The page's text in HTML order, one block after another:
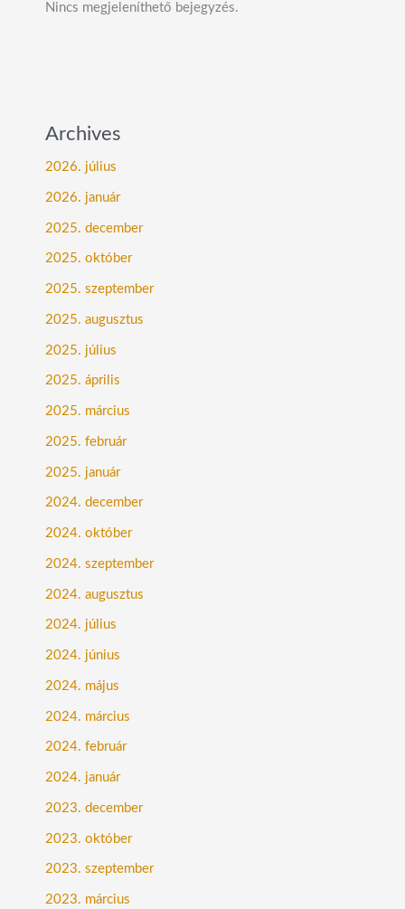
Nincs megjeleníthető bejegyzés.
Archives
2026. július
2026. január
2025. december
2025. október
2025. szeptember
2025. augusztus
2025. július
2025. április
2025. március
2025. február
2025. január
2024. december
2024. október
2024. szeptember
2024. augusztus
2024. július
2024. június
2024. május
2024. március
2024. február
2024. január
2023. december
2023. október
2023. szeptember
2023. március